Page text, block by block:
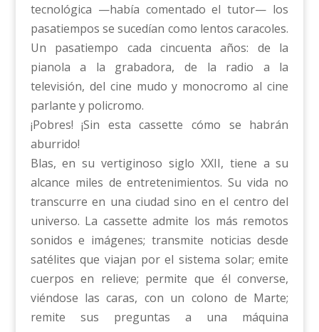
tecnológica —había comentado el tutor— los
pasatiempos se sucedían como lentos caracoles.
Un pasatiempo cada cincuenta años: de la
pianola a la grabadora, de la radio a la
televisión, del cine mudo y monocromo al cine
parlante y policromo.
¡Pobres! ¡Sin esta cassette cómo se habrán
aburrido!
Blas, en su vertiginoso siglo XXII, tiene a su
alcance miles de entretenimientos. Su vida no
transcurre en una ciudad sino en el centro del
universo. La cassette admite los más remotos
sonidos e imágenes; transmite noticias desde
satélites que viajan por el sistema solar; emite
cuerpos en relieve; permite que él converse,
viéndose las caras, con un colono de Marte;
remite sus preguntas a una máquina